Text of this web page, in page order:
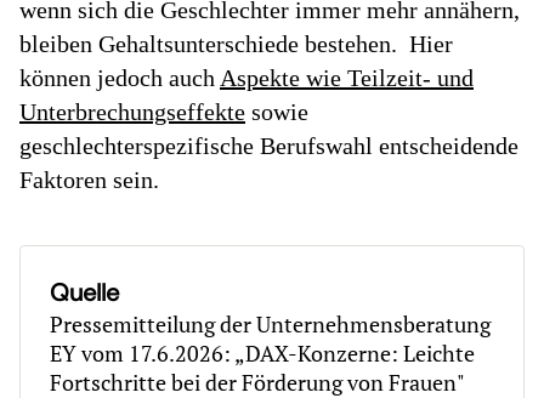
wenn sich die Geschlechter immer mehr annähern,
bleiben Gehaltsunterschiede bestehen. Hier
können jedoch auch Aspekte wie Teilzeit- und
Unterbrechungseffekte sowie
geschlechterspezifische Berufswahl entscheidende
Faktoren sein.
Quelle
Pressemitteilung der Unternehmensberatung
EY vom 17.6.2026: „DAX-Konzerne: Leichte
Fortschritte bei der Förderung von Frauen"